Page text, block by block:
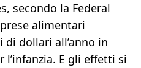
secondo la Federal
alimentari
dollari all’anno in
E gli effetti si